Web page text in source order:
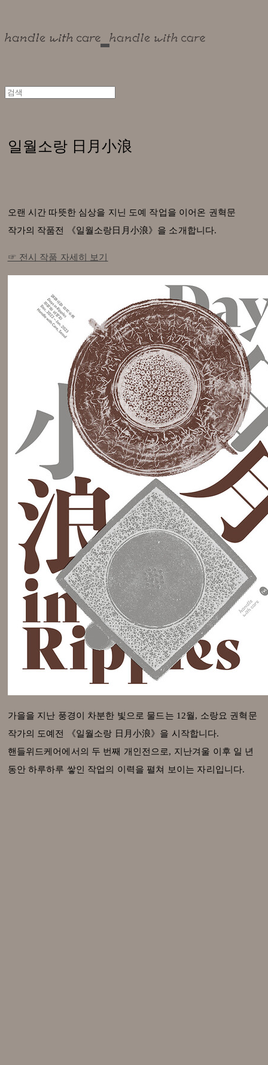
일월소랑 日月小浪
오랜 시간 따뜻한 심상을 지닌 도예 작업을 이어온 권혁문
작가의 작품전 《일월소랑日月小浪》을 소개합니다.
☞ 전시 작품 자세히 보기
가을을 지난 풍경이 차분한 빛으로 물드는 12월, 소랑요 권혁문
작가의 도예전 《일월소랑 日月小浪》을 시작합니다.
핸들위드케어에서의 두 번째 개인전으로, 지난겨울 이후 일 년
동안 하루하루 쌓인 작업의 이력을 펼쳐 보이는 자리입니다.